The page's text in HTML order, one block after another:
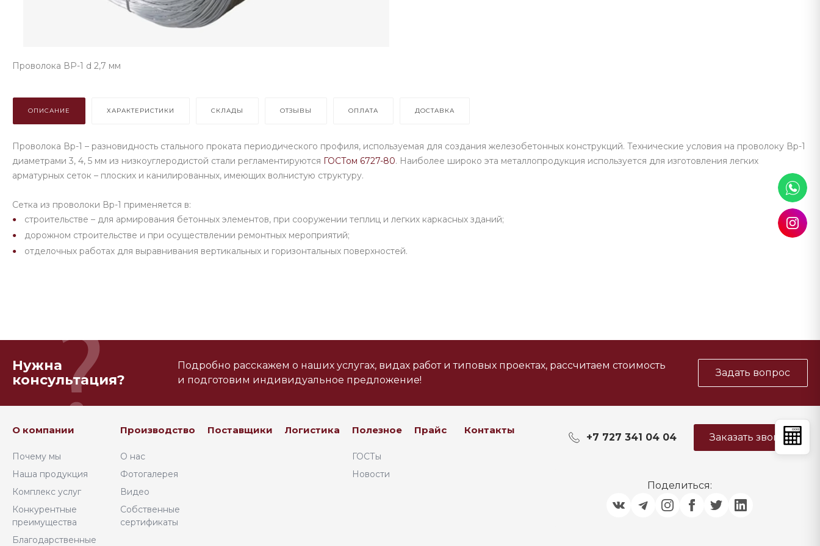
Проволока ВР-1 d 2,7 мм
ОПИСАНИЕ ХАРАКТЕРИСТИКИ СКЛАДЫ ОТЗЫВЫ ОПЛАТА ДОСТАВКА
Проволока Вр-1 – разновидность стального проката периодического профиля, используемая для создания железобетонных конструкций. Технические условия на проволоку Вр-1
диаметрами 3, 4, 5 мм из низкоуглеродистой стали регламентируются ГОСТом 6727-80. Наиболее широко эта металлопродукция используется для изготовления легких
арматурных сеток – плоских и канилированных, имеющих волнистую структуру.
Сетка из проволоки Вр-1 применяется в:
строительстве – для армирования бетонных элементов, при сооружении теплиц и легких каркасных зданий;
дорожном строительстве и при осуществлении ремонтных мероприятий;
отделочных работах для выравнивания вертикальных и горизонтальных поверхностей.
Нужна
консультация?
Подробно расскажем о наших услугах, видах работ и типовых проектах, рассчитаем стоимость
и подготовим индивидуальное предложение!
Задать вопрос
О компании
Почему мы
Наша продукция
Комплекс услуг
Конкурентные
преимущества
Благодарственные
Производство
О нас
Фотогалерея
Видео
Собственные
сертификаты
Поставщики Логистика Полезное
ГОСТы
Новости
Прайс Контакты
+7 727 341 04 04 Заказать звонок
Поделиться: